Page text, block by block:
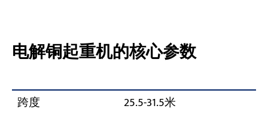
电解铜起重机的核心参数
跨度
25.5-31.5米